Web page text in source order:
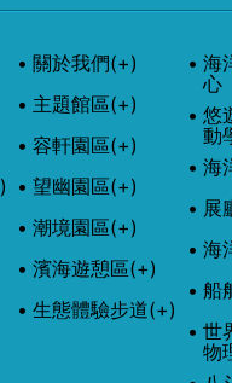
關於我們(+)
主題館區(+)
容軒園區(+)
望幽園區(+)
潮境園區(+)
濱海遊憩區(+)
生態體驗步道(+)
海
心
悠
動
海
展
海
船
世
物